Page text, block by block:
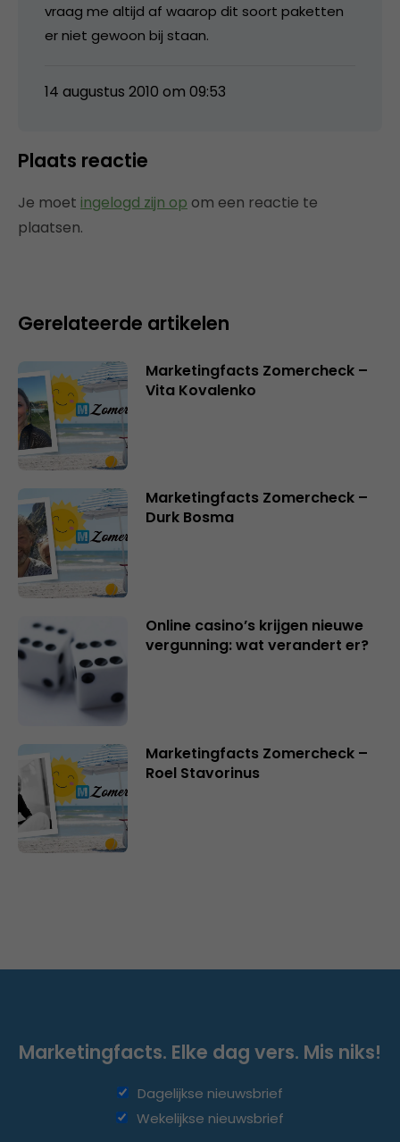
vraag me altijd af waarop dit soort paketten
er niet gewoon bij staan.
14 augustus 2010 om 09:53
Plaats reactie
Je moet ingelogd zijn op om een reactie te
plaatsen.
Gerelateerde artikelen
Marketingfacts Zomercheck –
Vita Kovalenko
Marketingfacts Zomercheck –
Durk Bosma
Online casino’s krijgen nieuwe
vergunning: wat verandert er?
Marketingfacts Zomercheck –
Roel Stavorinus
Marketingfacts. Elke dag vers. Mis niks!
Dagelijkse nieuwsbrief
Wekelijkse nieuwsbrief